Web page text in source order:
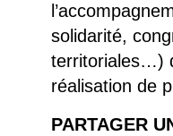
solidarité,
territoriales…)
réalisation de
PARTAGER